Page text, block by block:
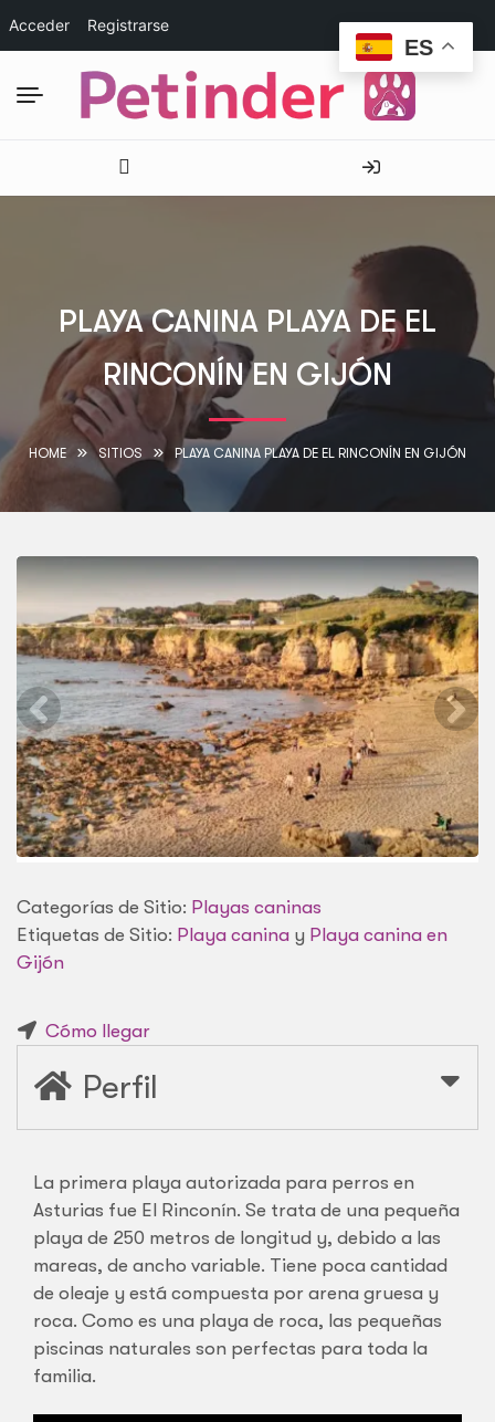
Acceder Registrarse
PLAYA CANINA PLAYA DE EL
RINCONÍN EN GIJÓN
HOME SITIOS PLAYA CANINA PLAYA DE EL RINCONÍN EN GIJÓN
Categorías de Sitio: Playas caninas
Etiquetas de Sitio: Playa canina y Playa canina en
Gijón
Cómo llegar
Perfil
La primera playa autorizada para perros en
Asturias fue El Rinconín. Se trata de una pequeña
playa de 250 metros de longitud y, debido a las
mareas, de ancho variable. Tiene poca cantidad
de oleaje y está compuesta por arena gruesa y
roca. Como es una playa de roca, las pequeñas
piscinas naturales son perfectas para toda la
familia.
ES